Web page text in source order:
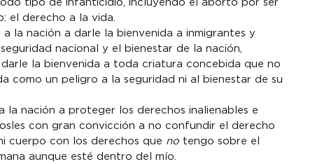
el derecho a la vida.
la nación a darle la bienvenida a inmigrantes y
nacional y el bienestar de la nación,
la bienvenida a toda criatura concebida que no
como un peligro a la seguridad ni al bienestar de su
la nación a proteger los derechos inalienables e
con gran convicción a no confundir el derecho
cuerpo con los derechos que no tengo sobre el
aunque esté dentro del mío.